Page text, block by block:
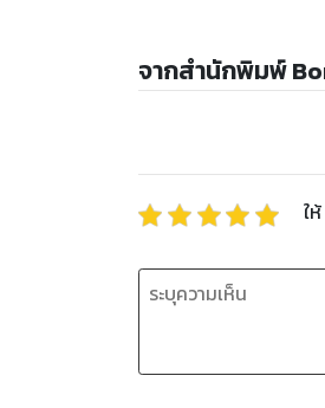
จากสำนักพิมพ์
ให้